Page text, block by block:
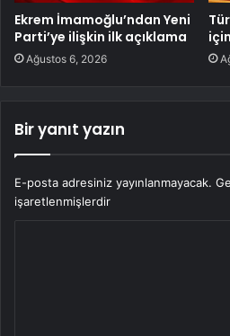
Ekrem İmamoğlu’ndan Yeni
Parti’ye ilişkin ilk açıklama
Ağustos 6, 2026
Bir yanıt yazın
E-posta adresiniz yayınlanmayacak.
işaretlenmişlerdir